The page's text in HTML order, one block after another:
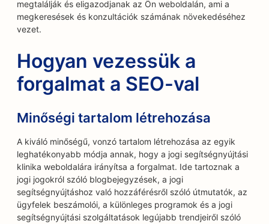
megtalálják és eligazodjanak az Ön weboldalán, ami a
megkeresések és konzultációk számának növekedéséhez
vezet.
Hogyan vezessük a
forgalmat a SEO-val
Minőségi tartalom létrehozása
A kiváló minőségű, vonzó tartalom létrehozása az egyik
leghatékonyabb módja annak, hogy a jogi segítségnyújtási
klinika weboldalára irányítsa a forgalmat. Ide tartoznak a
jogi jogokról szóló blogbejegyzések, a jogi
segítségnyújtáshoz való hozzáférésről szóló útmutatók, az
ügyfelek beszámolói, a különleges programok és a jogi
segítségnyújtási szolgáltatások legújabb trendjeiről szóló